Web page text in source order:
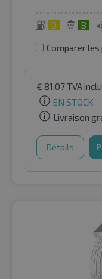
D B
Comparer les
€ 81.07TVA
EN STOCK
Livraison
Détails